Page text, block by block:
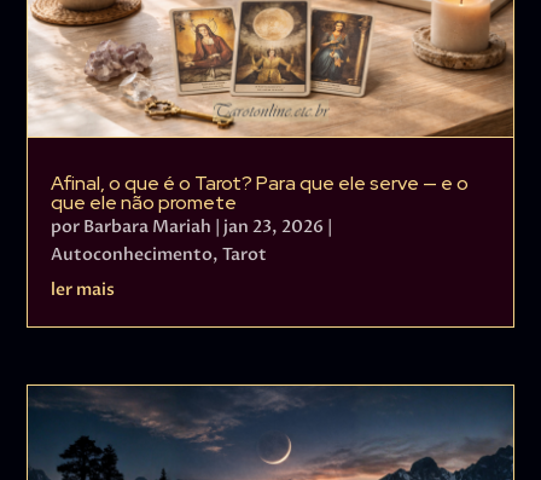
Afinal, o que é o Tarot? Para que ele serve — e o
que ele não promete
por Barbara Mariah jan 23, 2026
Autoconhecimento,Tarot
ler mais